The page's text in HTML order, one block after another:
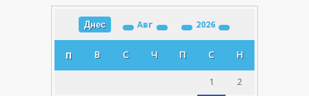
Днес Авг 2026
П В С Ч П С Н
1
2